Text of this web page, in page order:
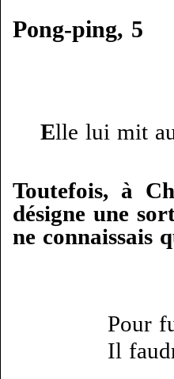
Pong-ping, 5
Elle lui mit
Toutefois, à
désigne une
ne connaissais
Pour
Il